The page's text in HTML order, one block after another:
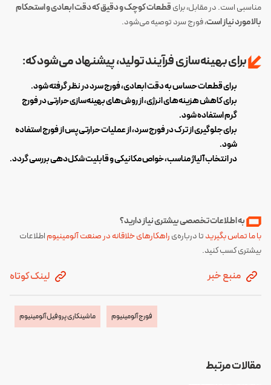
مناسبی است. در مقابل، برایقطعات کوچک و دقیق که دقت ابعادی و استحکام
بالا مورد نیاز است، فورج سرد توصیه می‌شود.
برای بهینه‌سازی فرآیند تولید، پیشنهاد می‌شود که:
برای قطعات حساس به دقت ابعادی، فورج سرد در نظر گرفته شود.
برای کاهش هزینه‌های انرژی، از روش‌های بهینه‌سازی حرارتی در فورج
گرم استفاده شود.
برای جلوگیری از ترک در فورج سرد، از عملیات حرارتی پس از فورج استفاده
شود.
در انتخاب آلیاژ مناسب، خواص مکانیکی و قابلیت شکل‌دهی بررسی گردد.
به اطلاعات تخصصی بیشتری نیاز دارید؟
با ما تماس بگیریدتا درباره‌یراهکارهای خلاقانه در صنعت آلومینیوماطلاعات
بیشتری کسب کنید.
منبع خبر لینک کوتاه
فورج آلومینیوم ماشینکاری پروفیل آلومینیوم
مقالات مرتبط